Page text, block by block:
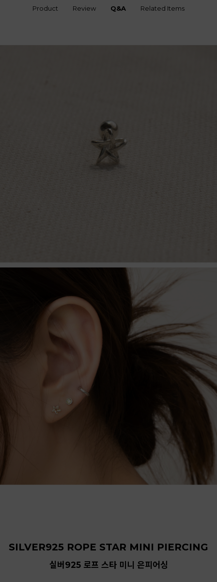
Product Review Q&A Related Items
SILVER925 ROPE STAR MINI PIERCING
실버925 로프 스타 미니 은피어싱